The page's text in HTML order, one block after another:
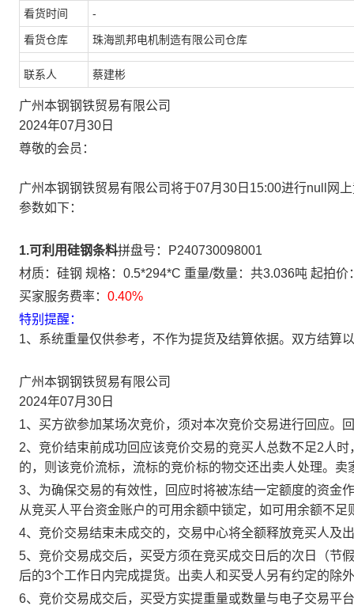
看货时间 -
看货仓库 珠海凯邦电机制造有限公司仓库
联系人 蔡建彬
广州本钢钢铁贸易有限公司
2024年07月30日
尊敬的会员：
广州本钢钢铁贸易有限公司将于07月30日15:00进行null网
参数如下：
1.可利用硅钢条料拼盘号：P240730098001
材质：硅钢 规格：0.5*294*C 重量/数量：共3.036吨 起拍价
买家服务费率： 0.40%
特别提醒：
1、系统重量仅供参考，不作为提货及结算依据。双方结算
广州本钢钢铁贸易有限公司
2024年07月30日
1、买方欲参加某场次竞价，须对本次竞价交易进行回应。
2、竞价结束前成功回应该竞价交易的竞买人总数不足2人
的，则该竞价流标，流标的竞价标的物交还出卖人处理。
3、为确保交易的有效性，回应时将被冻结一定额度的资金
从竞买人平台资金账户的可用余额中锁定，如可用余额不足
4、竞价交易结束未成交的，交易中心将全额释放竞买人及
5、竞价交易成交后，买受方须在竞买成交日后的次日（节
后的3个工作日内完成提货。出卖人和买受人另有约定的除
6、竞价交易成交后，买受方实提重量或数量与电子交易平